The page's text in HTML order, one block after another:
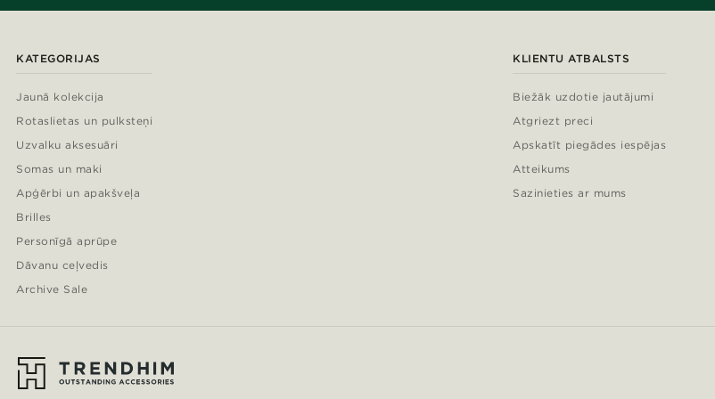
KATEGORIJAS
Jaunā kolekcija
Rotaslietas un pulksteņi
Uzvalku aksesuāri
Somas un maki
Apģērbi un apakšveļa
Brilles
Personīgā aprūpe
Dāvanu ceļvedis
Archive Sale
KLIENTU ATBALSTS
Biežāk uzdotie jautājumi
Atgriezt preci
Apskatīt piegādes iespējas
Atteikums
Sazinieties ar mums